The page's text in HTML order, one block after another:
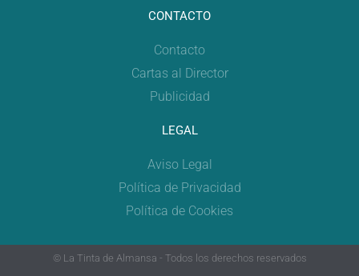
CONTACTO
Contacto
Cartas al Director
Publicidad
LEGAL
Aviso Legal
Política de Privacidad
Política de Cookies
© La Tinta de Almansa - Todos los derechos reservados